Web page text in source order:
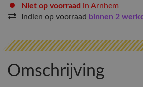
Niet op voorraad in Arnhem
Indien op voorraad binnen 2
Omschrijving